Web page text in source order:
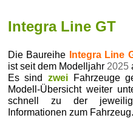
Integra Line GT
Die Baureihe Integra Line
ist seit dem Modelljahr 2025
Es sind zwei Fahrzeuge
Modell-Übersicht weiter
schnell zu der
Informationen zum Fahrzeug.